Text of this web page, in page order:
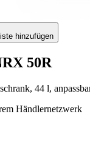
hinzufügen
50R
44 l,
Händlernetzwerk